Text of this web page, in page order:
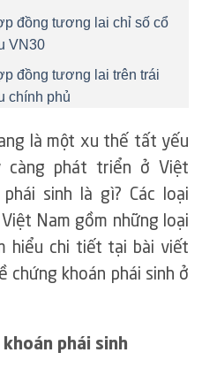
đồng tương lai chỉ số cổ
VN30
đồng tương lai trên trái
chính phủ
là một xu thế tất yếu
càng phát triển ở Việt
sinh là gì? Các loại
Nam gồm những loại
hiểu chi tiết tại bài viết
chứng khoán phái sinh ở
phái sinh